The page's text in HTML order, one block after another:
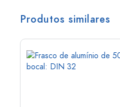
Produtos similares